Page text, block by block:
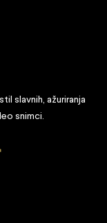
slavnih, ažuriranja
snimci.